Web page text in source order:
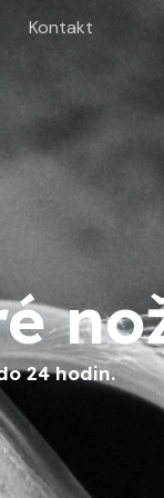
Kontakt
24 hodin.